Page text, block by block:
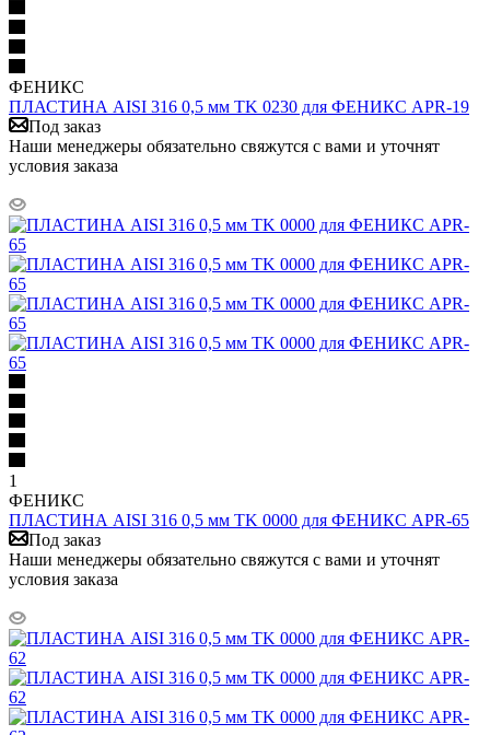
ФЕНИКС
ПЛАСТИНА AISI 316 0,5 мм TK 0230 для ФЕНИКС APR-19
Под заказ
Наши менеджеры обязательно свяжутся с вами и уточнят
условия заказа
1
ФЕНИКС
ПЛАСТИНА AISI 316 0,5 мм TK 0000 для ФЕНИКС APR-65
Под заказ
Наши менеджеры обязательно свяжутся с вами и уточнят
условия заказа